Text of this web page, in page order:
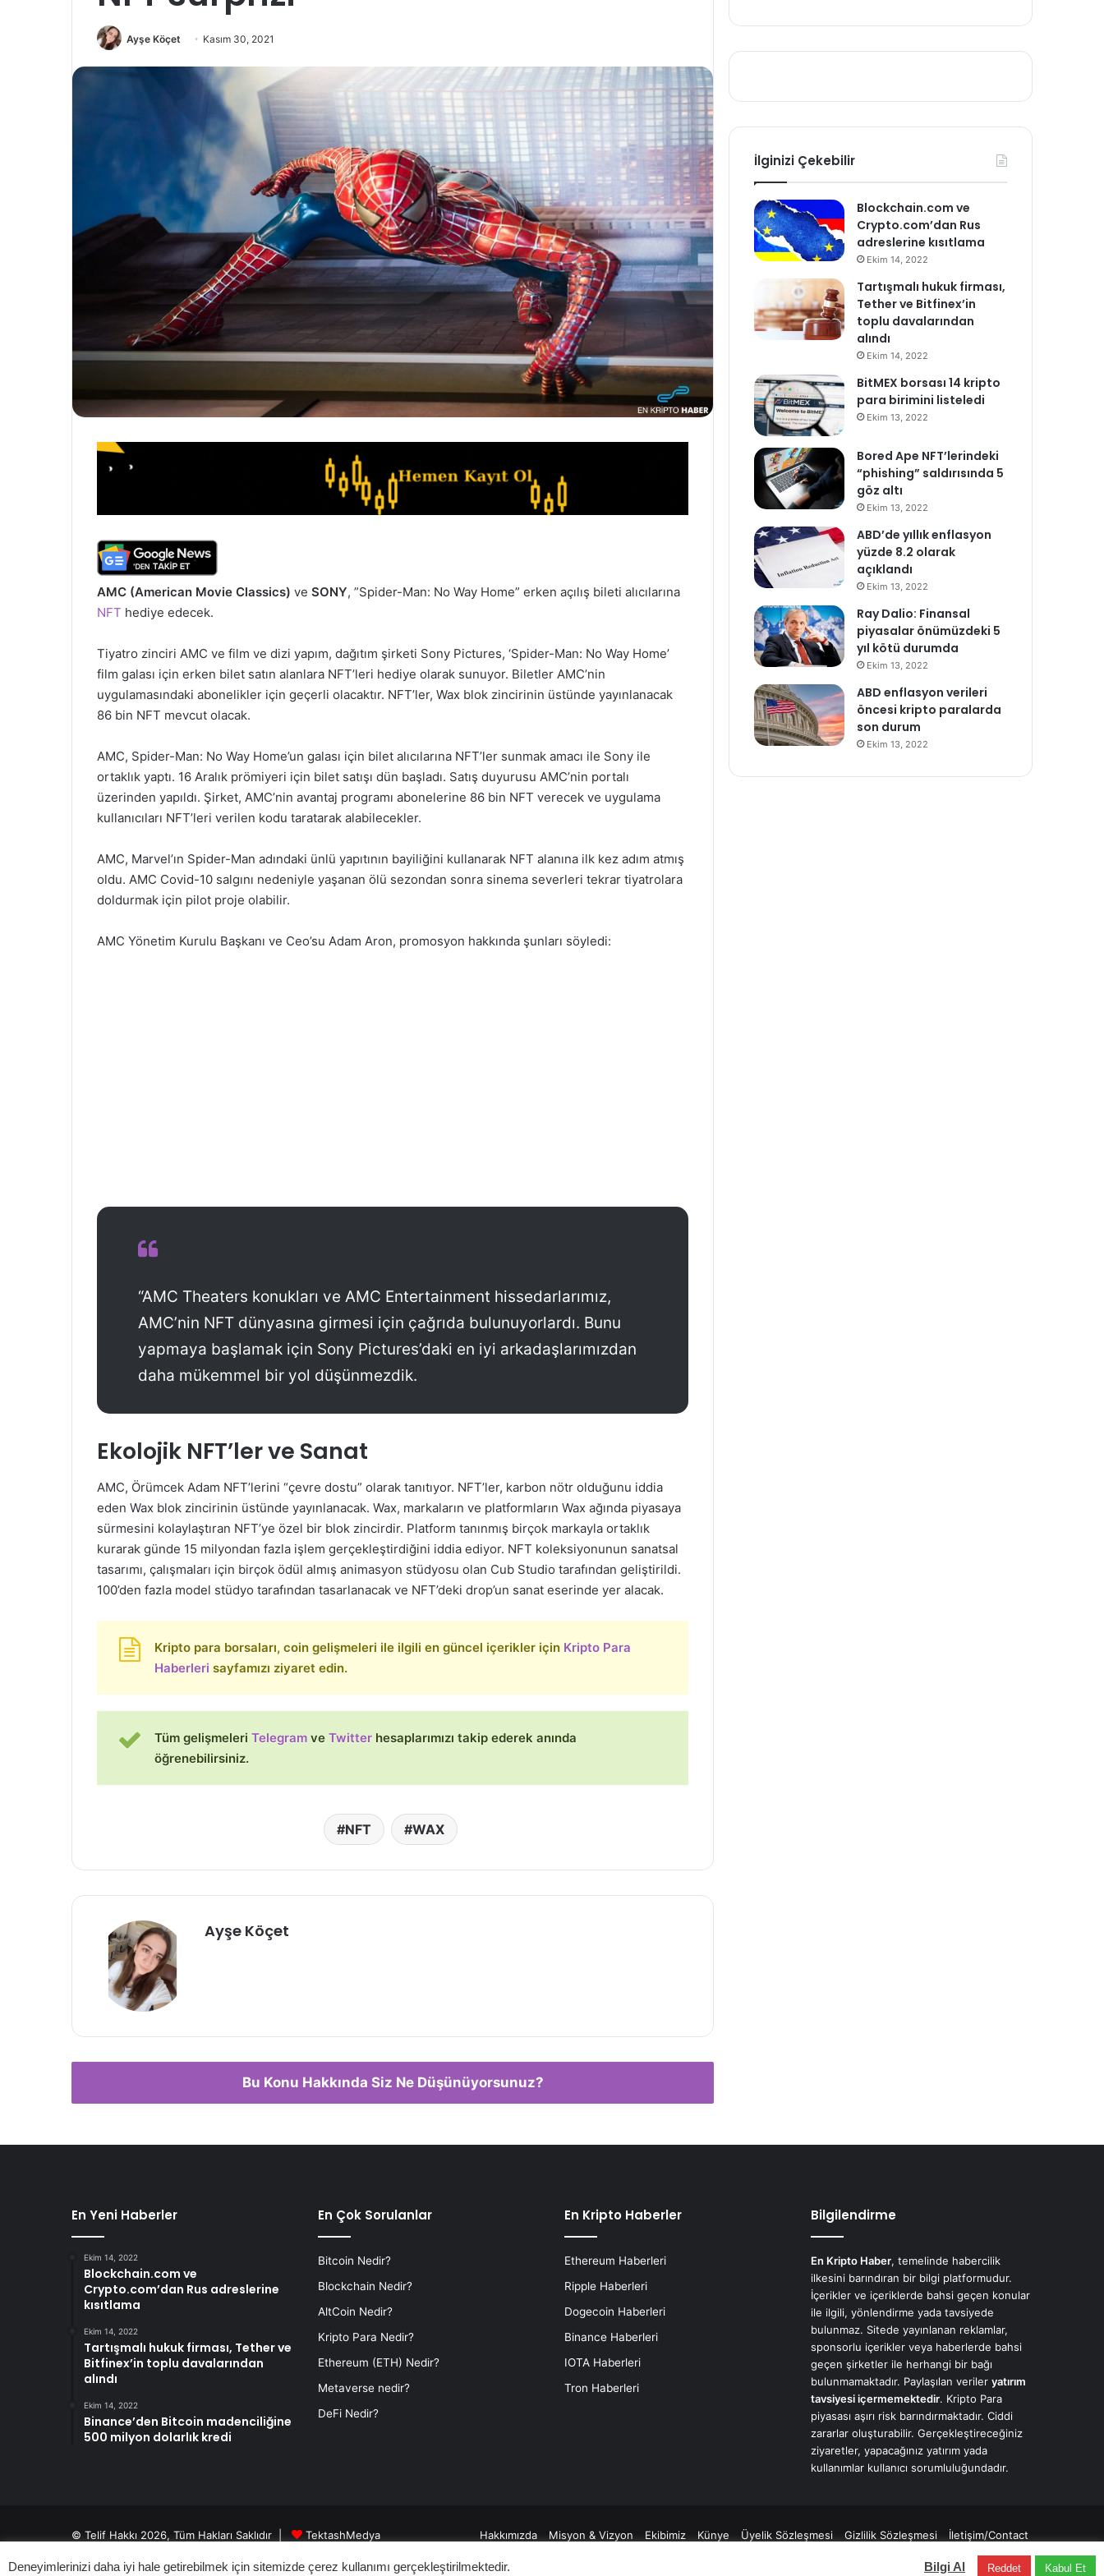
Ayşe Köçet Kasım 30, 2021
AMC (American Movie Classics) ve SONY, ”Spider-Man: No Way Home” erken açılış bileti alıcılarına
NFT hediye edecek.
Tiyatro zinciri AMC ve film ve dizi yapım, dağıtım şirketi Sony Pictures, ‘Spider-Man: No Way Home’
film galası için erken bilet satın alanlara NFT’leri hediye olarak sunuyor. Biletler AMC’nin
uygulamasındaki abonelikler için geçerli olacaktır. NFT’ler, Wax blok zincirinin üstünde yayınlanacak
86 bin NFT mevcut olacak.
AMC, Spider-Man: No Way Home’un galası için bilet alıcılarına NFT’ler sunmak amacı ile Sony ile
ortaklık yaptı. 16 Aralık prömiyeri için bilet satışı dün başladı. Satış duyurusu AMC’nin portalı
üzerinden yapıldı. Şirket, AMC’nin avantaj programı abonelerine 86 bin NFT verecek ve uygulama
kullanıcıları NFT’leri verilen kodu taratarak alabilecekler.
AMC, Marvel’ın Spider-Man adındaki ünlü yapıtının bayiliğini kullanarak NFT alanına ilk kez adım atmış
oldu. AMC Covid-10 salgını nedeniyle yaşanan ölü sezondan sonra sinema severleri tekrar tiyatrolara
doldurmak için pilot proje olabilir.
AMC Yönetim Kurulu Başkanı ve Ceo’su Adam Aron, promosyon hakkında şunları söyledi:
“AMC Theaters konukları ve AMC Entertainment hissedarlarımız,
AMC’nin NFT dünyasına girmesi için çağrıda bulunuyorlardı. Bunu
yapmaya başlamak için Sony Pictures’daki en iyi arkadaşlarımızdan
daha mükemmel bir yol düşünmezdik.
Ekolojik NFT’ler ve Sanat
AMC, Örümcek Adam NFT’lerini “çevre dostu” olarak tanıtıyor. NFT’ler, karbon nötr olduğunu iddia
eden Wax blok zincirinin üstünde yayınlanacak. Wax, markaların ve platformların Wax ağında piyasaya
sürmesini kolaylaştıran NFT’ye özel bir blok zincirdir. Platform tanınmış birçok markayla ortaklık
kurarak günde 15 milyondan fazla işlem gerçekleştirdiğini iddia ediyor. NFT koleksiyonunun sanatsal
tasarımı, çalışmaları için birçok ödül almış animasyon stüdyosu olan Cub Studio tarafından geliştirildi.
100’den fazla model stüdyo tarafından tasarlanacak ve NFT’deki drop’un sanat eserinde yer alacak.
Kripto para borsaları, coin gelişmeleri ile ilgili en güncel içerikler için Kripto Para
Haberleri sayfamızı ziyaret edin.
Tüm gelişmeleri Telegram ve Twitter hesaplarımızı takip ederek anında
öğrenebilirsiniz.
NFT WAX
Ayşe Köçet
Bu Konu Hakkında Siz Ne Düşünüyorsunuz?
İlginizi Çekebilir
Blockchain.com ve
Crypto.com’dan Rus
adreslerine kısıtlama
Ekim 14, 2022
Tartışmalı hukuk firması,
Tether ve Bitfinex’in
toplu davalarından
alındı
Ekim 14, 2022
BitMEX borsası 14 kripto
para birimini listeledi
Ekim 13, 2022
Bored Ape NFT’lerindeki
“phishing” saldırısında 5
göz altı
Ekim 13, 2022
ABD’de yıllık enflasyon
yüzde 8.2 olarak
açıklandı
Ekim 13, 2022
Ray Dalio: Finansal
piyasalar önümüzdeki 5
yıl kötü durumda
Ekim 13, 2022
ABD enflasyon verileri
öncesi kripto paralarda
son durum
Ekim 13, 2022
En Yeni Haberler
Ekim 14, 2022
Blockchain.com ve
Crypto.com’dan Rus adreslerine
kısıtlama
Ekim 14, 2022
Tartışmalı hukuk firması, Tether ve
Bitfinex’in toplu davalarından
alındı
Ekim 14, 2022
Binance’den Bitcoin madenciliğine
500 milyon dolarlık kredi
En Çok Sorulanlar
Bitcoin Nedir?
Blockchain Nedir?
AltCoin Nedir?
Kripto Para Nedir?
Ethereum (ETH) Nedir?
Metaverse nedir?
DeFi Nedir?
En Kripto Haberler
Ethereum Haberleri
Ripple Haberleri
Dogecoin Haberleri
Binance Haberleri
IOTA Haberleri
Tron Haberleri
Bilgilendirme
En Kripto Haber, temelinde habercilik
ilkesini barındıran bir bilgi platformudur.
İçerikler ve içeriklerde bahsi geçen konular
ile ilgili, yönlendirme yada tavsiyede
bulunmaz. Sitede yayınlanan reklamlar,
sponsorlu içerikler veya haberlerde bahsi
geçen şirketler ile herhangi bir bağı
bulunmamaktadır. Paylaşılan veriler yatırım
tavsiyesi içermemektedir. Kripto Para
piyasası aşırı risk barındırmaktadır. Ciddi
zararlar oluşturabilir. Gerçekleştireceğiniz
ziyaretler, yapacağınız yatırım yada
kullanımlar kullanıcı sorumluluğundadır.
© Telif Hakkı 2026, Tüm Hakları Saklıdır | TektashMedya Hakkımızda Misyon & Vizyon Ekibimiz Künye Üyelik Sözleşmesi Gizlilik Sözleşmesi
İletişim/Contact
Facebook
X
Deneyimlerinizi daha iyi hale getirebilmek için sitemizde çerez kullanımı gerçekleştirilmektedir. Bilgi Al Reddet Kabul Et